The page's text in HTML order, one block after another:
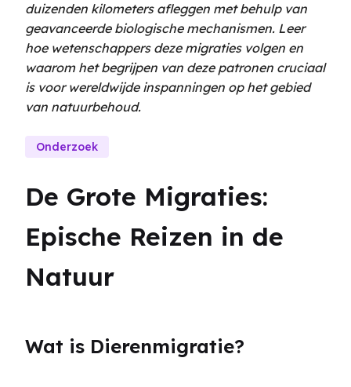
duizenden kilometers afleggen met behulp van
geavanceerde biologische mechanismen. Leer
hoe wetenschappers deze migraties volgen en
waarom het begrijpen van deze patronen cruciaal
is voor wereldwijde inspanningen op het gebied
van natuurbehoud.
Onderzoek
De Grote Migraties:
Epische Reizen in de
Natuur
Wat is Dierenmigratie?